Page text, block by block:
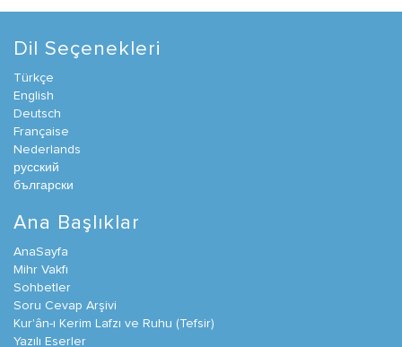
Dil Seçenekleri
Türkçe
English
Deutsch
Française
Nederlands
русский
български
Ana Başlıklar
AnaSayfa
Mihr Vakfı
Sohbetler
Soru Cevap Arşivi
Kur'ân-ı Kerim Lafzı ve Ruhu (Tefsir)
Yazılı Eserler